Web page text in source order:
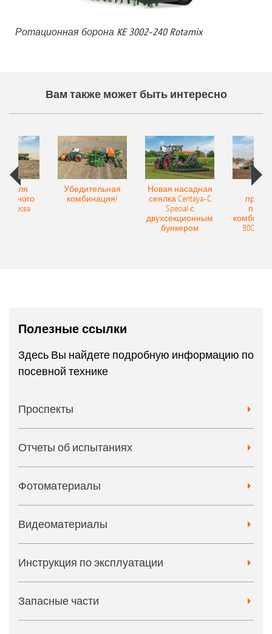
Ротационная борона KE 3002-240 Rotamix
Вам также может быть интересно
для
точного
Precea
Убедительная
комбинация!
Новая насадная
сеялка Centaya-C
Special с
двухсекционным
бункером
9004-
Полезные ссылки
Здесь Вы найдете подробную информацию по
посевной технике
Проспекты
Отчеты об испытаниях
Фотоматериалы
Видеоматериалы
Инструкция по эксплуатации
Запасные части